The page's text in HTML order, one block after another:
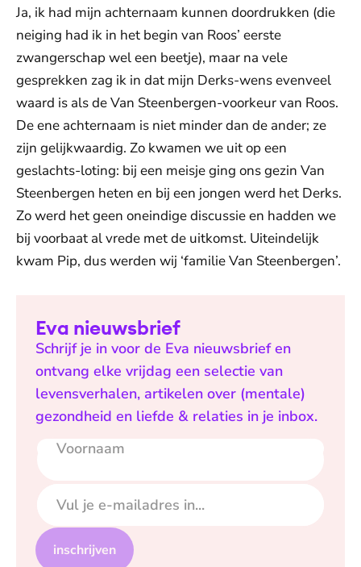
Ja, ik had mijn achternaam kunnen doordrukken (die
neiging had ik in het begin van Roos’ eerste
zwangerschap wel een beetje), maar na vele
gesprekken zag ik in dat mijn Derks-wens evenveel
waard is als de Van Steenbergen-voorkeur van Roos.
De ene achternaam is niet minder dan de ander; ze
zijn gelijkwaardig. Zo kwamen we uit op een
geslachts-loting: bij een meisje ging ons gezin Van
Steenbergen heten en bij een jongen werd het Derks.
Zo werd het geen oneindige discussie en hadden we
bij voorbaat al vrede met de uitkomst. Uiteindelijk
kwam Pip, dus werden wij ‘familie Van Steenbergen’.
Eva nieuwsbrief
Schrijf je in voor de Eva nieuwsbrief en
ontvang elke vrijdag een selectie van
levensverhalen, artikelen over (mentale)
gezondheid en liefde & relaties in je inbox.
Voornaam
E-mailadres
inschrijven